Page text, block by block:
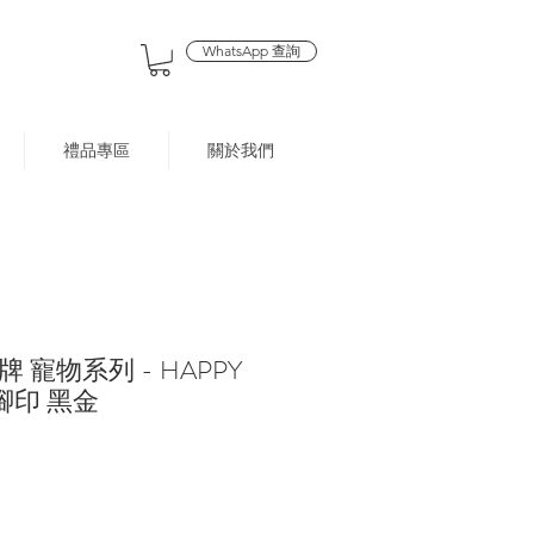
WhatsApp 查詢
禮品專區 關於我們
寵物系列 - HAPPY
印 黑金